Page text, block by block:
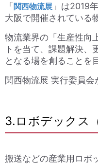
「関西物流展 」は2019
大阪で開催されている
物流業界の「生産性向
トを当て、課題解決、
となる場を創ることを
関西物流展 実行委員会
3.ロボデックス
搬送などの産業用ロボ